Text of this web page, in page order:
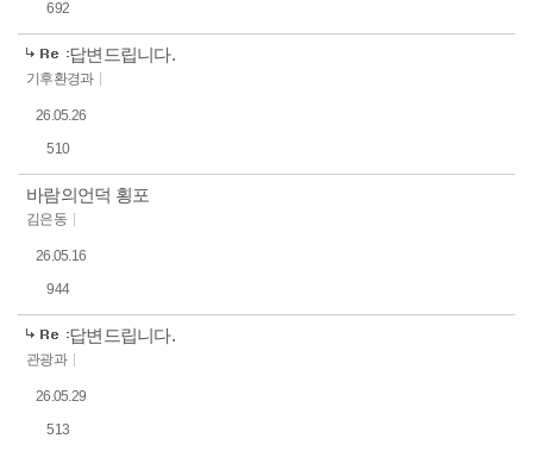
692
답변드립니다.
기후환경과
26.05.26
510
바람의언덕 횡포
김은동
26.05.16
944
답변드립니다.
관광과
26.05.29
513